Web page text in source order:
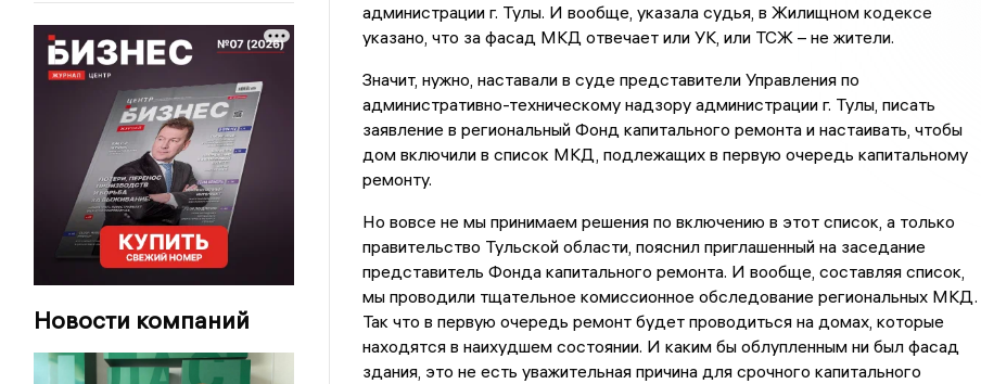
Новости компаний
администрации г. Тулы. И вообще, указала судья, в Жилищном кодексе
указано, что за фасад МКД отвечает или УК, или ТСЖ – не жители.
Значит, нужно, наставали в суде представители Управления по
административно-техническому надзору администрации г. Тулы, писать
заявление в региональный Фонд капитального ремонта и настаивать, чтобы
дом включили в список МКД, подлежащих в первую очередь капитальному
ремонту.
Но вовсе не мы принимаем решения по включению в этот список, а только
правительство Тульской области, пояснил приглашенный на заседание
представитель Фонда капитального ремонта. И вообще, составляя список,
мы проводили тщательное комиссионное обследование региональных МКД.
Так что в первую очередь ремонт будет проводиться на домах, которые
находятся в наихудшем состоянии. И каким бы облупленным ни был фасад
здания, это не есть уважительная причина для срочного капитального